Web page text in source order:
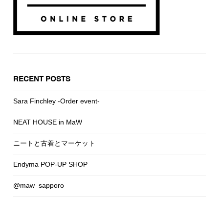
RECENT POSTS
Sara Finchley -Order event-
NEAT HOUSE in MaW
ニートと古着とマーケット
Endyma POP-UP SHOP
@maw_sapporo